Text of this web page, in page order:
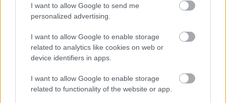
I want to allow Google to send me
personalized advertising.
I want to allow Google to enable storage
related to analytics like cookies on web or
device identifiers in apps.
I want to allow Google to enable storage
related to functionality of the website or app.
nappal később színes, körpanorámás
képeket küldött a vörös bolygóról, majd egy
nem a korábbi marsi mintákhoz, hanem
inkább egy Földön található ritka vulkáni
kőzethez hasonlít.
Forrás:Hirado.hu